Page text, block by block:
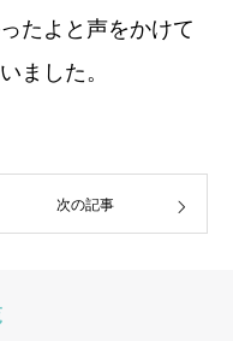
たよと声をかけて
ました。
次の記事